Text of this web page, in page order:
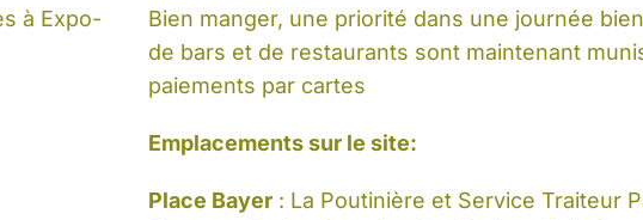
à Expo-
Bien manger, une priorité dans une journée
de bars et de restaurants sont maintenant
paiements par cartes
Emplacements sur le site:
Place Bayer : La Poutinière et Service Traiteur